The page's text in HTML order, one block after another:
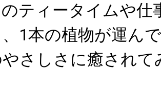
ティータイムや仕
1本の植物が運ん
さしさに癒され